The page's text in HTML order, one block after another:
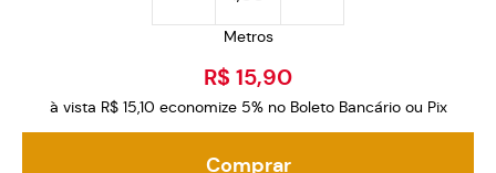
Metros
R$ 15,90
à vista R$ 15,10 economize 5% no Boleto Bancário ou Pix
Comprar